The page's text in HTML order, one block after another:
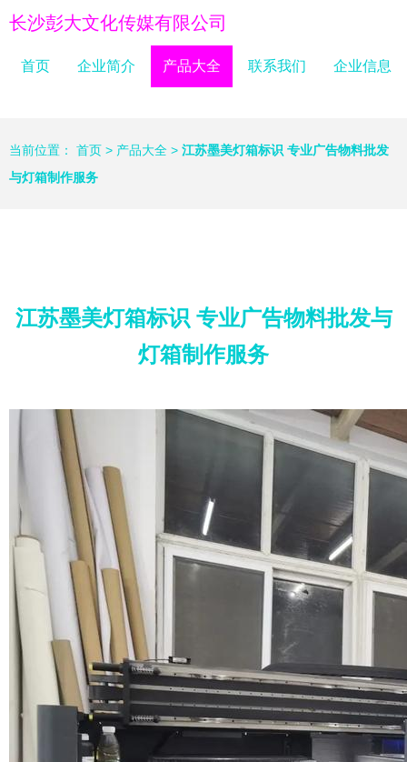
长沙彭大文化传媒有限公司
首页 企业简介 产品大全 联系我们 企业信息
当前位置： 首页 > 产品大全 > 江苏墨美灯箱标识 专业广告物料批发
与灯箱制作服务
江苏墨美灯箱标识 专业广告物料批发与
灯箱制作服务